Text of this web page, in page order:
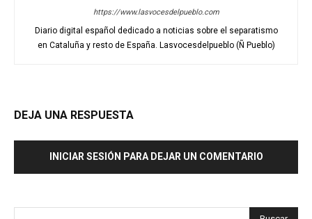
https://www.lasvocesdelpueblo.com
Diario digital español dedicado a noticias sobre el separatismo
en Cataluña y resto de España. Lasvocesdelpueblo (Ñ Pueblo)
DEJA UNA RESPUESTA
INICIAR SESIÓN PARA DEJAR UN COMENTARIO